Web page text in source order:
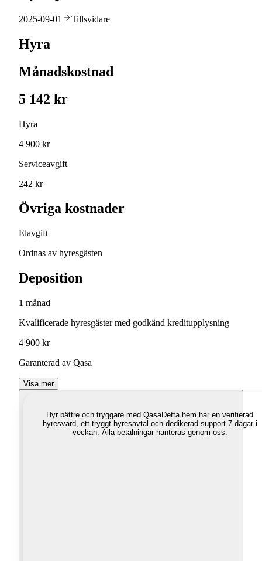
2025-09-01 Tillsvidare
Hyra
Månadskostnad
5 142 kr
Hyra
4 900 kr
Serviceavgift
242 kr
Övriga kostnader
Elavgift
Ordnas av hyresgästen
Deposition
1 månad
Kvalificerade hyresgäster med godkänd kreditupplysning
4 900 kr
Garanterad av Qasa
Visa mer
Hyr bättre och tryggare med QasaDetta hem har en verifierad
hyresvärd, ett tryggt hyresavtal och dedikerad support 7 dagar i
veckan. Alla betalningar hanteras genom oss.